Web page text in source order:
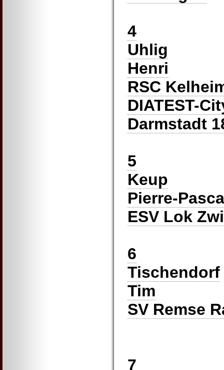
4
Uhlig
Henri
RSC
DIATEST-
Darmstadt
5
Keup
Pierre-
ESV Lok
6
Tischendorf
Tim
SV Remse
7